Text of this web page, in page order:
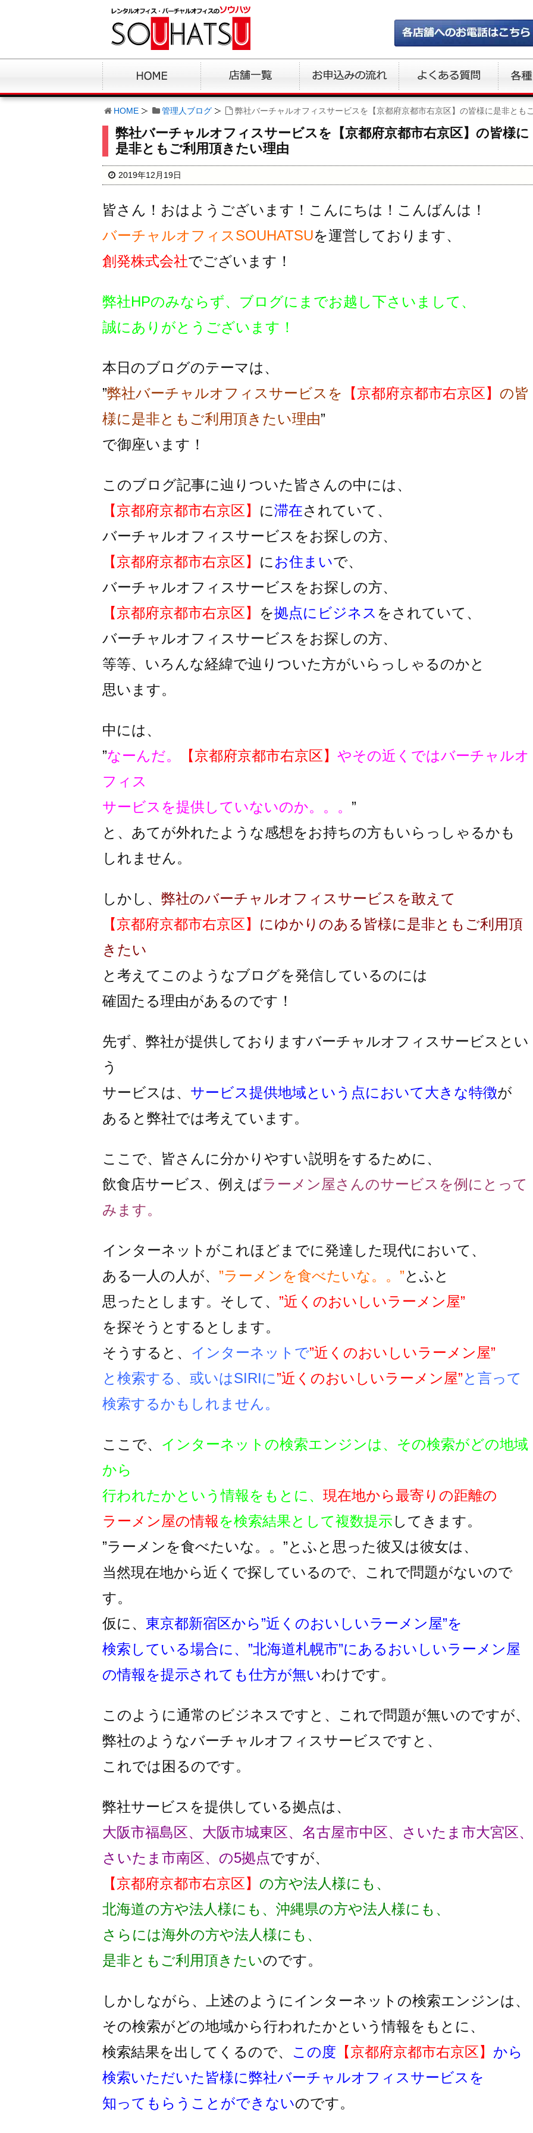
HOME 管理人ブログ 弊社バーチャルオフィスサービスを【京都府京都市右京区】の皆様に是非とも
弊社バーチャルオフィスサービスを【京都府京都市右京区】の皆様に
是非ともご利用頂きたい理由
2019年12月19日
皆さん！おはようございます！こんにちは！こんばんは！
バーチャルオフィスSOUHATSUを運営しております、
創発株式会社でございます！
弊社HPのみならず、ブログにまでお越し下さいまして、
誠にありがとうございます！
本日のブログのテーマは、
”弊社バーチャルオフィスサービスを 【京都府京都市右京区】 の皆
様に是非ともご利用頂きたい理由”
で御座います！
このブログ記事に辿りついた皆さんの中には、
【京都府京都市右京区】 に滞在されていて、
バーチャルオフィスサービスをお探しの方、
【京都府京都市右京区】 に お住まいで、
バーチャルオフィスサービスをお探しの方、
【京都府京都市右京区】 を拠点にビジネス をされていて、
バーチャルオフィスサービスをお探しの方、
等等、いろんな経緯で辿りついた方がいらっしゃるのかと
思います。
中には、
”なーんだ。 【京都府京都市右京区】 やその近くではバーチャルオ
フィス
サービスを提供していないのか。。。 ”
と、あてが外れたような感想をお持ちの方もいらっしゃるかも
しれません。
しかし、 弊社のバーチャルオフィスサービスを敢えて
【京都府京都市右京区】 にゆかりのある皆様に是非ともご利用頂
きたい
と考えてこのようなブログを発信しているのには
確固たる理由があるのです！
先ず、弊社が提供しておりますバーチャルオフィスサービスとい
う
サービスは、 サービス提供地域という点において大きな特徴が
あると弊社では考えています。
ここで、皆さんに分かりやすい説明をするために、
飲食店サービス、例えばラーメン屋さんのサービスを例にとって
みます。
インターネットがこれほどまでに発達した現代において、
ある一人の人が、 ”ラーメンを食べたいな。。”とふと
思ったとします。そして、 ”近くのおいしいラーメン屋”
を探そうとするとします。
そうすると、 インターネットで”近くのおいしいラーメン屋”
と検索する、或いはSIRIに”近くのおいしいラーメン屋”と言って
検索するかもしれません。
ここで、 インターネットの検索エンジンは、その検索がどの地域
から
行われたかという情報をもとに、 現在地から最寄りの距離の
ラーメン屋の情報を検索結果として複数提示 してきます。
”ラーメンを食べたいな。。”とふと思った彼又は彼女は、
当然現在地から近くで探しているので、これで問題がないので
す。
仮に、 東京都新宿区から”近くのおいしいラーメン屋”を
検索している場合に、”北海道札幌市”にあるおいしいラーメン屋
の情報を提示されても仕方が無いわけです。
このように通常のビジネスですと、これで問題が無いのですが、
弊社のようなバーチャルオフィスサービスですと、
これでは困るのです。
弊社サービスを提供している拠点は、
大阪市福島区、大阪市城東区、名古屋市中区、さいたま市大宮区、
さいたま市南区、の5拠点ですが、
【京都府京都市右京区】 の方や法人様にも、
北海道の方や法人様にも、沖縄県の方や法人様にも、
さらには海外の方や法人様にも、
是非ともご利用頂きたいのです。
しかしながら、上述のようにインターネットの検索エンジンは、
その検索がどの地域から行われたかという情報をもとに、
検索結果を出してくるので、 この度 【京都府京都市右京区】 から
検索いただいた皆様に弊社バーチャルオフィスサービスを
知ってもらうことができないのです。